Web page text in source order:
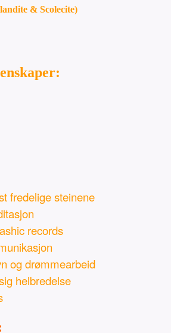
& Scolecite)
fredelige steinene
records
og drømmearbeid
helbredelse